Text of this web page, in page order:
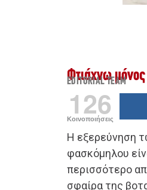
Φτιάχνω
EDITORIAL TEAM
126
Κοινοποιήσεις
Η εξερεύνηση
φασκόμηλου
περισσότερο
σφαίρα της